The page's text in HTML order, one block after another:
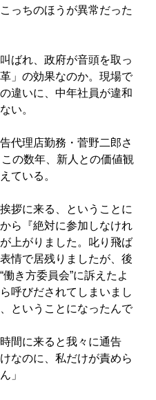
っちのほうが異常だった
ばれ、政府が音頭を取っ
」の効果なのか。現場で
違いに、中年社員が違和
い。
代理店勤務・菅野二郎さ
の数年、新人との価値観
ている。
拶に来る、ということに
ら『絶対に参加しなけれ
上がりました。叱り飛ば
情で居残りましたが、後
き方委員会”に訴えたよ
呼びだされてしまいまし
ということになったんで
間に来ると我々に通告
なのに、私だけが責めら
」